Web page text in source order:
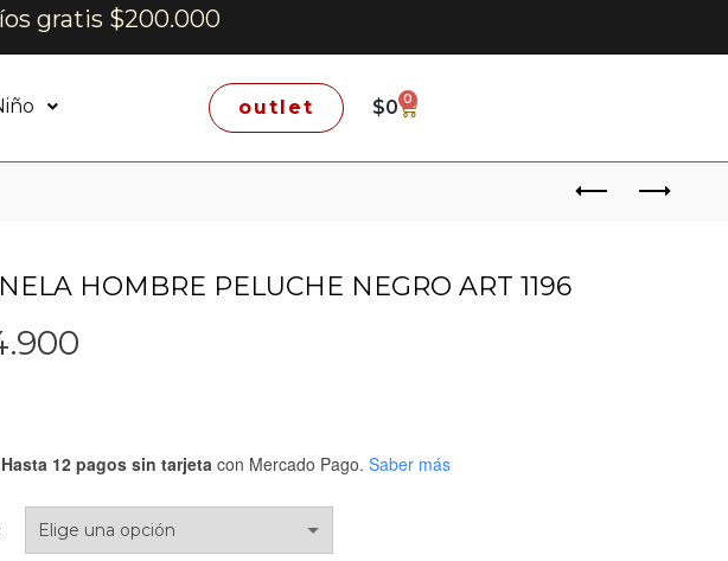
gratis $200.000
outlet $0 0
HOMBRE PELUCHE NEGRO ART 1196
Hasta 12 pagos sin tarjeta con Mercado Pago. Saber más